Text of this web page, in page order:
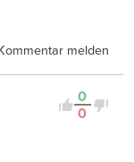
melden
0
0